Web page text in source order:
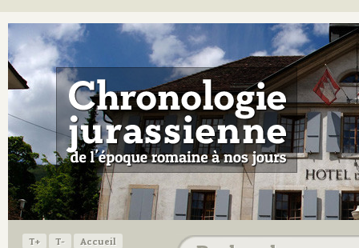
T+ T-
Accueil